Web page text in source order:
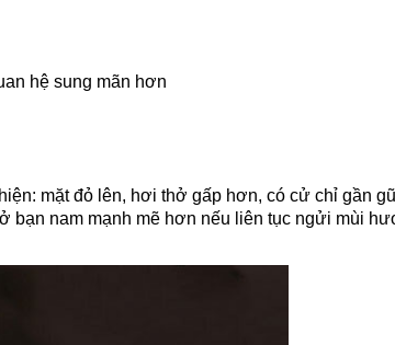
hệ sung mãn hơn
mặt đỏ lên, hơi thở gấp hơn, có cử chỉ gần
bạn nam mạnh mẽ hơn nếu liên tục ngửi mùi